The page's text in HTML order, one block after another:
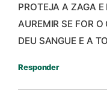
PROTEJA A ZAGA E
AUREMIR SE FOR
DEU SANGUE E A
Responder